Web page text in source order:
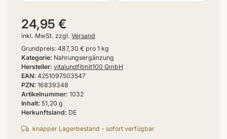
Inhalt 51,20 g
Hersteller vitalundfitmit100 GmbH
Artikelnummer 1032
PZN 16839348
EAN 4251097503547
Herkunftsland DE
Kategorie Nahrungsergänzung
24,95 €
inkl. MwSt. zzgl. Versand
Grundpreis: 487,30 € pro 1 kg
knapper Lagerbestand - sofort verfügbar